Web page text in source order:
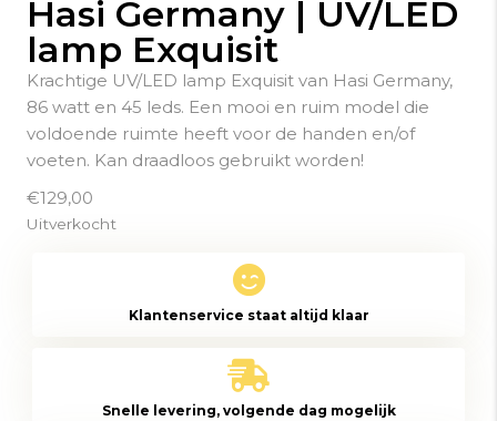
Hasi Germany | UV/LED
lamp Exquisit
Krachtige UV/LED lamp Exquisit van Hasi Germany,
86 watt en 45 leds. Een mooi en ruim model die
voldoende ruimte heeft voor de handen en/of
voeten. Kan draadloos gebruikt worden!
€129,00
Uitverkocht
Klantenservice staat altijd klaar
Snelle levering, volgende dag mogelijk